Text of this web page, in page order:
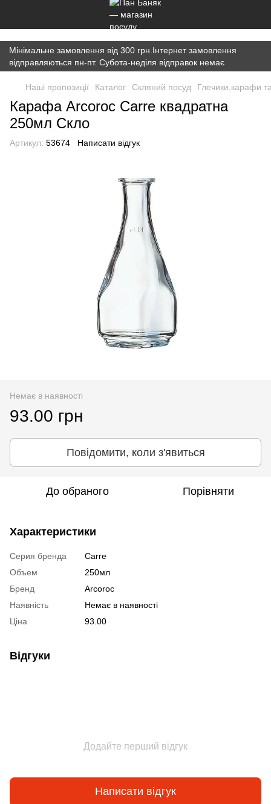
})(window,document,'script','dataLayer','GTM-K7JWBM2W');
Мінімальне замовлення від 300 грн.Інтернет замовлення
відправляються пн-пт. Субота-неділя відправок немає
Наші пропозиції Каталог Скляний посуд Глечики,карафи
Карафа Arcoroc Carre квадратна
250мл Скло
Артикул: 53674 Написати відгук
Немає в наявності
93.00 грн
Повідомити, коли з'явиться
До обраного Порівняти
Характеристики
Серия бренда
Carre
Объем
250мл
Бренд
Arcoroc
Наявність
Немає в наявності
Ціна
93.00
Відгуки
Додайте перший відгук
Написати відгук